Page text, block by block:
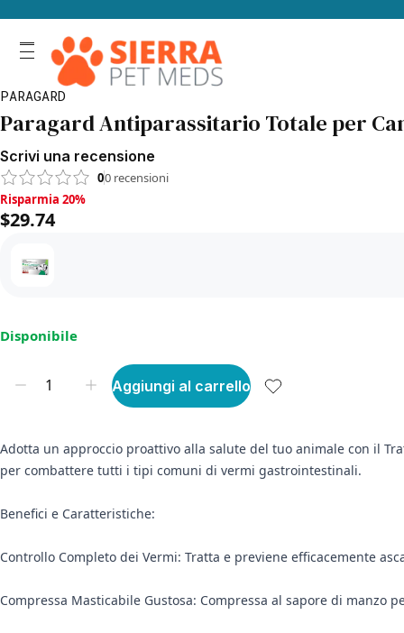
PARAGARD
Paragard Antiparassitario Totale per
Scrivi una recensione
00 recensioni
Risparmia 20%, $29.74
Risparmia 20%
$29.74
Disponibile
Aggiungi al carrello
Adotta un approccio proattivo alla salute del tuo animale con il
per combattere tutti i tipi comuni di vermi gastrointestinali.
Benefici e Caratteristiche:
Controllo Completo dei Vermi: Tratta e previene efficacemente
Compressa Masticabile Gustosa: Compressa al sapore di manzo